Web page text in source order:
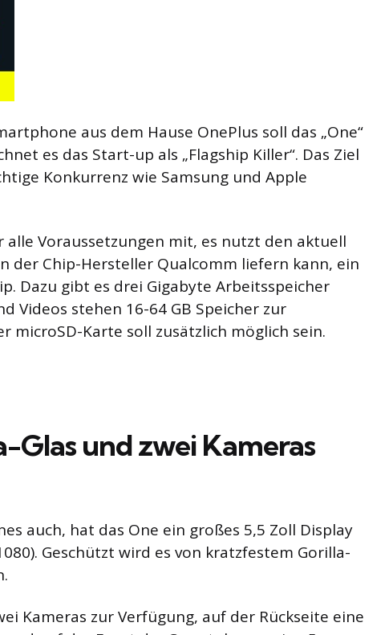
aus dem Hause OnePlus soll das „One“
es das Start-up als „Flagship Killer“. Das Ziel
Konkurrenz wie Samsung und Apple
alle Voraussetzungen mit, es nutzt den aktuell
der Chip-Hersteller Qualcomm liefern kann, ein
Dazu gibt es drei Gigabyte Arbeitsspeicher
Videos stehen 16-64 GB Speicher zur
microSD-Karte soll zusätzlich möglich sein.
Glas und zwei Kameras
auch, hat das One ein großes 5,5 Zoll Display
Geschützt wird es von kratzfestem Gorilla-
Kameras zur Verfügung, auf der Rückseite eine